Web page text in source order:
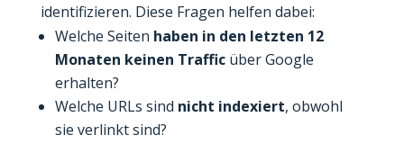
identifizieren. Diese Fragen helfen dabei:
Welche Seiten haben in den letzten 12
Monaten keinen Trafficüber Google
erhalten?
Welche URLs sind nicht indexiert, obwohl
sie verlinkt sind?